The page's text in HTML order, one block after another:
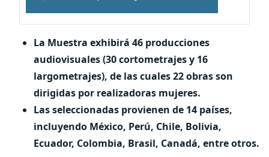
La Muestra exhibirá 46 producciones
audiovisuales (30 cortometrajes y 16
largometrajes), de las cuales 22 obras son
dirigidas por realizadoras mujeres.
Las seleccionadas provienen de 14 países,
incluyendo México, Perú, Chile, Bolivia,
Ecuador, Colombia, Brasil, Canadá, entre otros.